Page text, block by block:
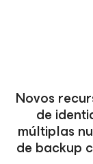
Novos
de
múltiplas
de backup